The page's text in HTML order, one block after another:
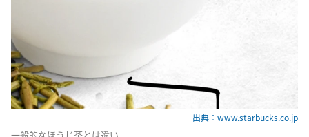
出典：www.starbucks.co.jp